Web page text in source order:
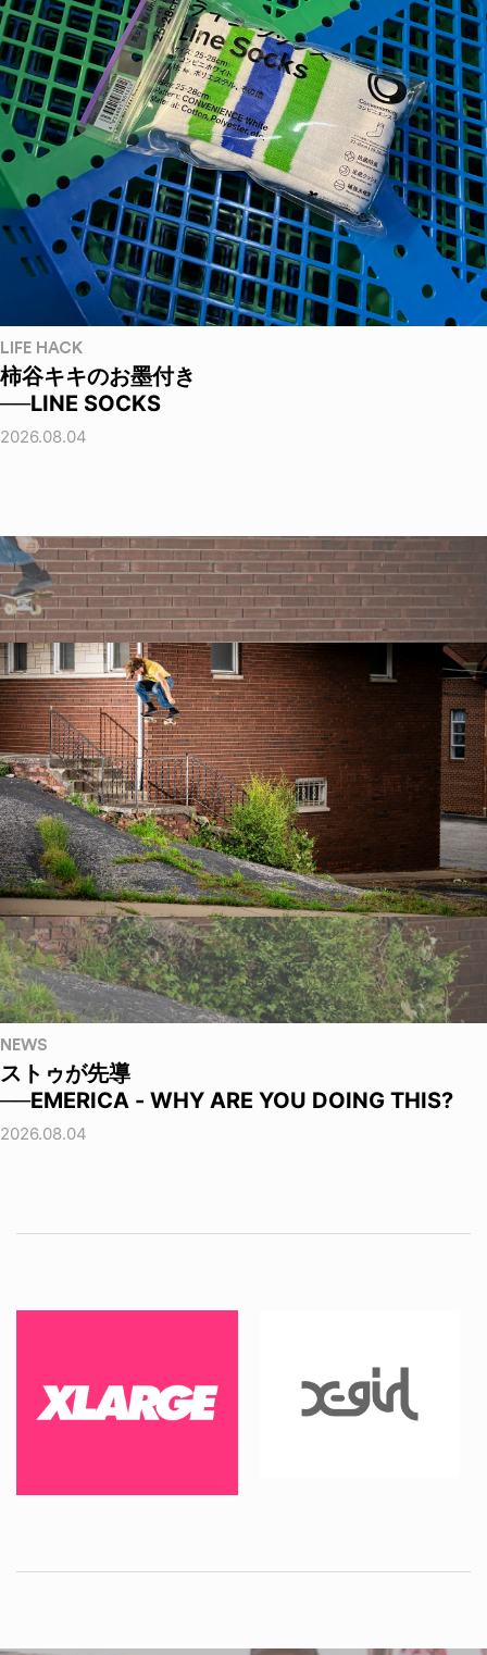
LIFE HACK
柿谷キキのお墨付き
──LINE SOCKS
2026.08.04
NEWS
ストゥが先導
──EMERICA - WHY ARE YOU DOING THIS?
2026.08.04